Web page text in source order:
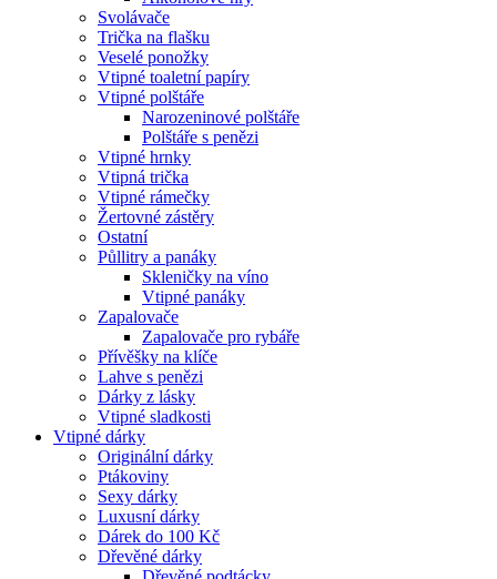
Svolávače
Trička na flašku
Veselé ponožky
Vtipné toaletní papíry
Vtipné polštáře
Narozeninové polštáře
Polštáře s penězi
Vtipné hrnky
Vtipná trička
Vtipné rámečky
Žertovné zástěry
Ostatní
Půllitry a panáky
Skleničky na víno
Vtipné panáky
Zapalovače
Zapalovače pro rybáře
Přívěšky na klíče
Lahve s penězi
Dárky z lásky
Vtipné sladkosti
Vtipné dárky
Originální dárky
Ptákoviny
Sexy dárky
Luxusní dárky
Dárek do 100 Kč
Dřevěné dárky